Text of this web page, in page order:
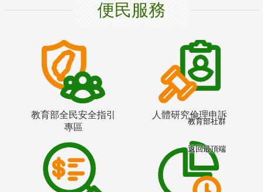
便民服務
教育部全民安全指引
專區
人體研究倫理申訴
教育部社群
返回最頂端